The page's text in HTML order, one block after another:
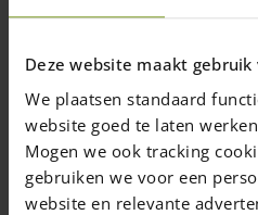
Deze website maakt gebruik
We plaatsen standaard
website goed te laten
Mogen we ook tracking
gebruiken we voor een
website en relevante
varesiden
dobbelt 150 cm høj
From
DKK:3571,2 € 480,00
Levering inden for 8 uger
Vælg muligheder